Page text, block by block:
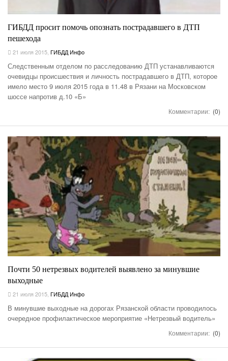
ГИБДД просит помочь опознать пострадавшего в ДТП
пешехода
21 июля 2015, ГИБДД Инфо
Следственным отделом по расследованию ДТП устанавливаются
очевидцы происшествия и личность пострадавшего в ДТП, которое
имело место 9 июля 2015 года в 11.48 в Рязани на Московском
шоссе напротив д.10 «Б»
Комментарии: (0)
Почти 50 нетрезвых водителей выявлено за минувшие
выходные
21 июля 2015 ГИБДД Инфо
В минувшие выходные на дорогах Рязанской области проводилось
очередное профилактическое мероприятие «Нетрезвый водитель»
Комментарии: (0)